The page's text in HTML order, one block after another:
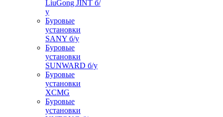
LiuGong JINT б/
у
Буровые
установки
SANY б/у
Буровые
установки
SUNWARD б/у
Буровые
установки
XCMG
Буровые
установки